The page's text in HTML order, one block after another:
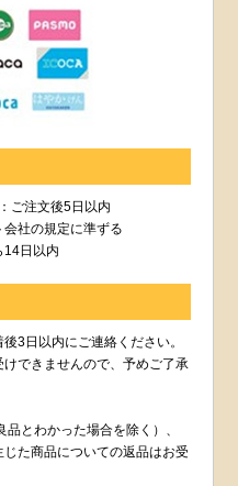
ご注文後5日以内
社の規定に準ずる
14日以内
3日以内にご連絡ください。
できませんので、予めご了承
品とわかった場合を除く）、
た商品についての返品はお受